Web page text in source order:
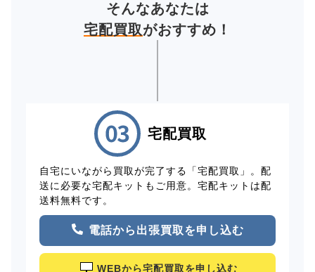
そんなあなたは
宅配買取がおすすめ！
宅配買取
自宅にいながら買取が完了する「宅配買取」。配
送に必要な宅配キットもご用意。宅配キットは配
送料無料です。
電話から出張買取を申し込む
WEBから宅配買取を申し込む